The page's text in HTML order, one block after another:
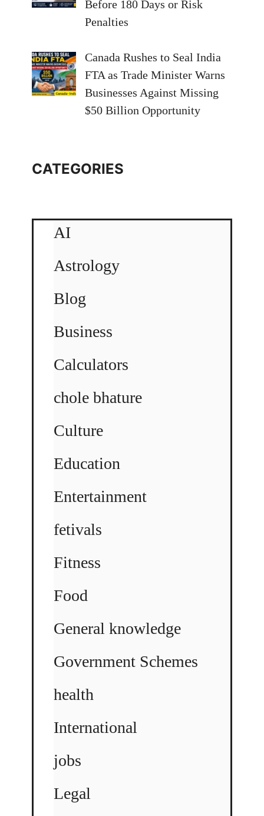
Before 180 Days or Risk
Penalties
Canada Rushes to Seal India
FTA as Trade Minister Warns
Businesses Against Missing
$50 Billion Opportunity
CATEGORIES
AI
Astrology
Blog
Business
Calculators
chole bhature
Culture
Education
Entertainment
fetivals
Fitness
Food
General knowledge
Government Schemes
health
International
jobs
Legal